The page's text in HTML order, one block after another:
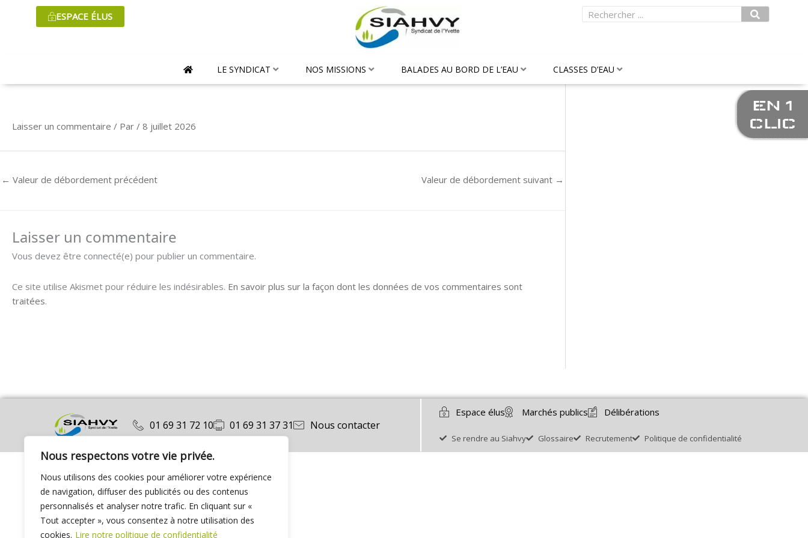
Nous respectons votre vie privée.
Nous utilisons des cookies pour améliorer votre expérience
de navigation, diffuser des publicités ou des contenus
personnalisés et analyser notre trafic. En cliquant sur «
Tout accepter », vous consentez à notre utilisation des
cookies. Lire notre politique de confidentialité
ESPACE ÉLUS Rechercher
LE SYNDICAT NOS MISSIONS BALADES AU BORD DE L’EAU CLASSES D’EAU
Laisser un commentaire / Par / 8 juillet 2026
← Valeur de débordement précédent Valeur de débordement suivant →
Laisser un commentaire
Vous devez être connecté(e) pour publier un commentaire.
Ce site utilise Akismet pour réduire les indésirables. En savoir plus sur la façon dont les données de vos commentaires sont
traitées.
01 69 31 72 10 01 69 31 37 31 Nous contacter
Espace élus Marchés publics Délibérations
Se rendre au Siahvy Glossaire Recrutement Politique de confidentialité
EN 1
CLIC